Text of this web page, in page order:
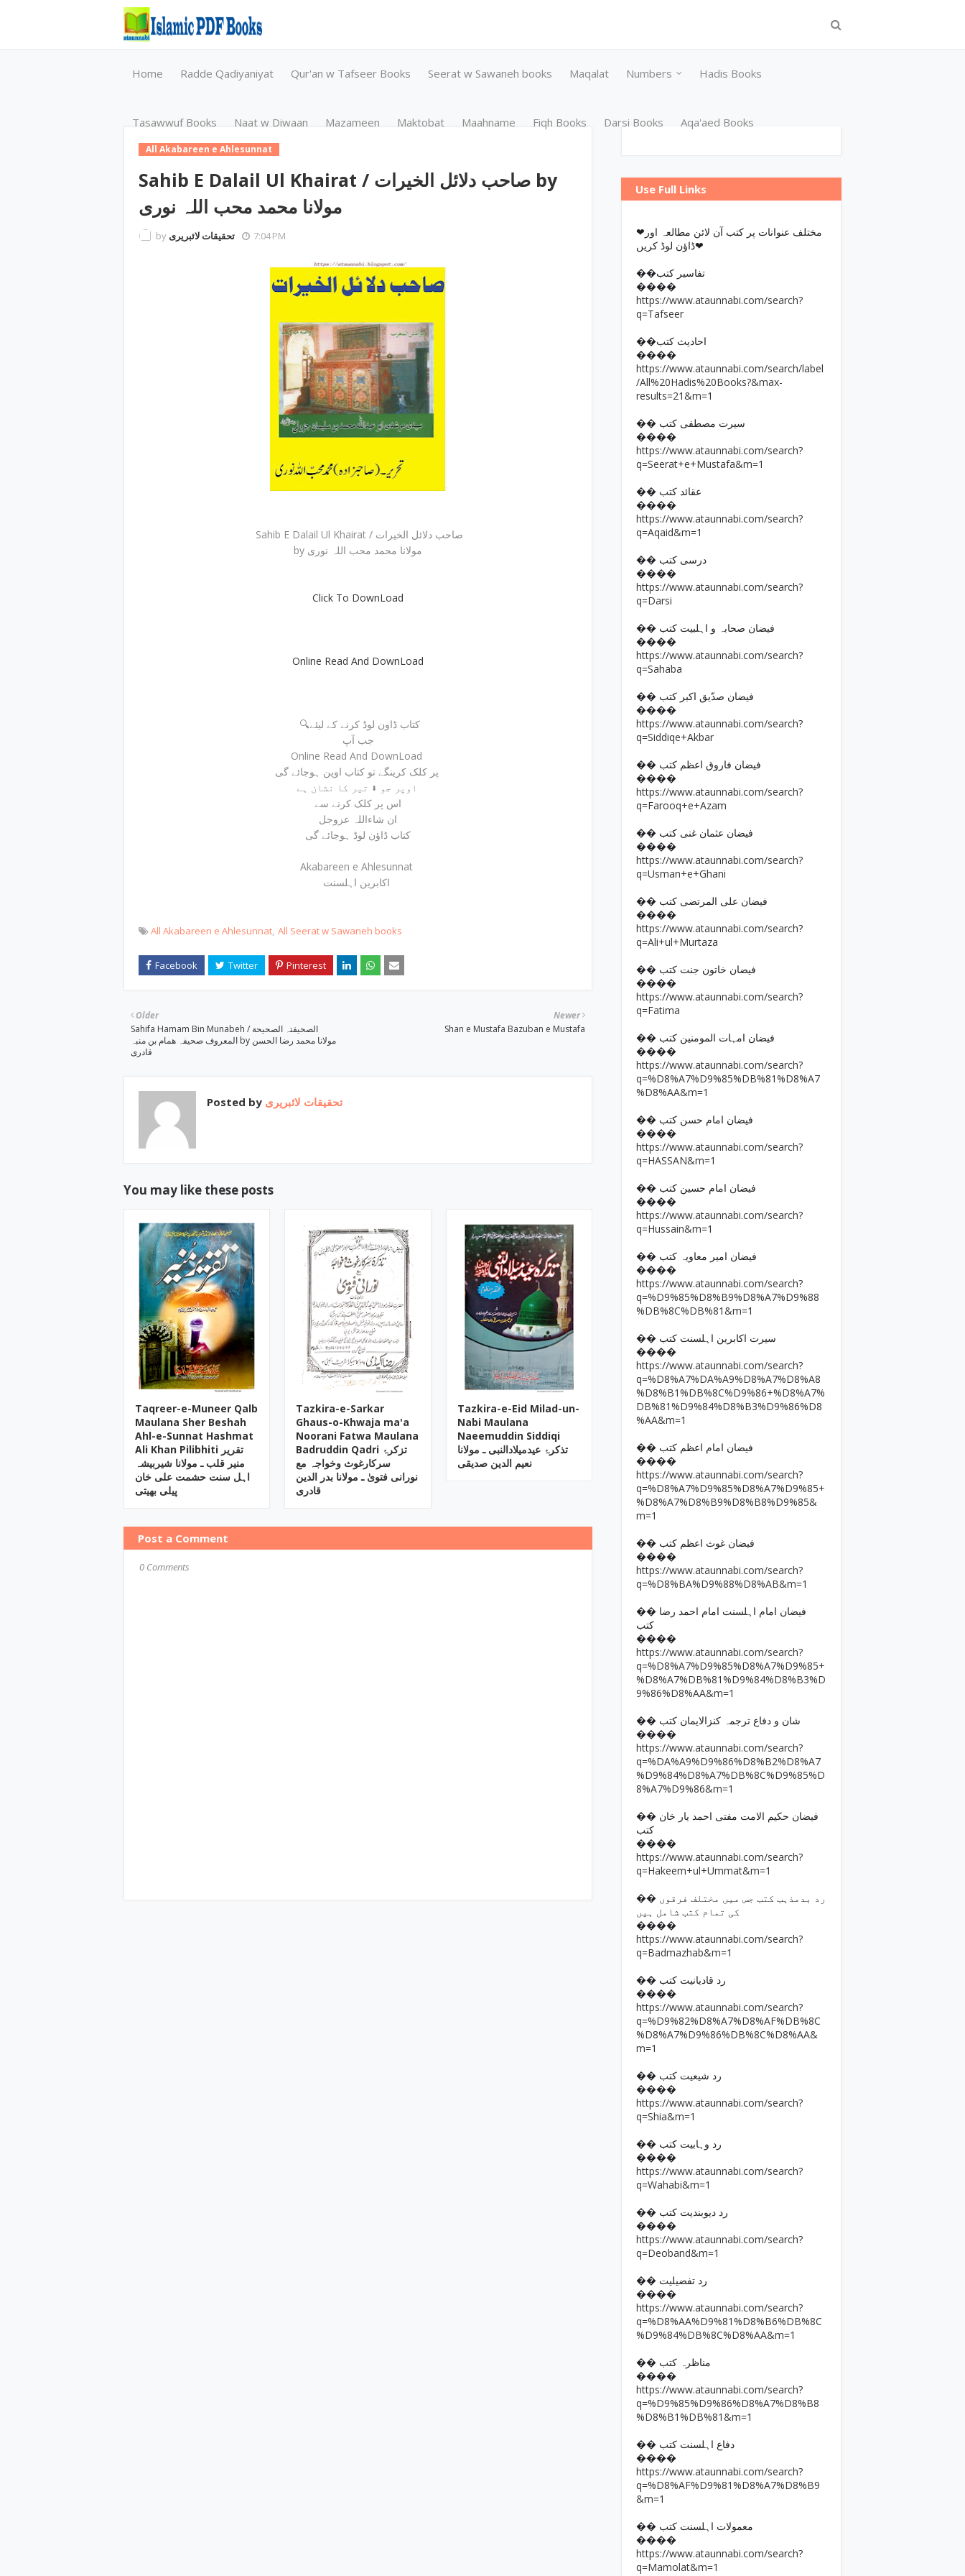
Home Radde Qadiyaniyat Qur'an w Tafseer Books Seerat w Sawaneh books Maqalat Numbers Hadis Books
Tasawwuf Books Naat w Diwaan Mazameen Maktobat Maahname Fiqh Books Darsi Books Aqa'aed Books
All Akabareen e Ahlesunnat
Sahib E Dalail Ul Khairat / صاحب دلائل الخیرات by
مولانا محمد محب اللہ نوری
by تحقیقات لائبریری 7:04 PM
Sahib E Dalail Ul Khairat / صاحب دلائل الخیرات
by مولانا محمد محب اللہ نوری
Click To DownLoad
Online Read And DownLoad
🔍کتاب ڈاون لوڈ کرنے کے لیئے
جب آپ
Online Read And DownLoad
اس پر کلک کرنے سے
ان شاءاللہ عزوجل
کتاب ڈاؤن لوڈ ہوجائے گی
Akabareen e Ahlesunnat
All Akabareen e Ahlesunnat All Seerat w Sawaneh books
Newer
Shan e Mustafa Bazuban e Mustafa
Older
Sahifa Hamam Bin Munabeh / الصحیفتہ الصحیحة
المعروف صحیفہ ھمام بن منبہ by مولانا محمد رضا الحسن
قادری
Posted by تحقیقات لائبریری
You may like these posts
Taqreer-e-Muneer Qalb
Maulana Sher Beshah
Ahl-e-Sunnat Hashmat
Ali Khan Pilibhiti تقریر
منیر قلب ـ مولانا شیربیشہ
اہل سنت حشمت علی خان
پیلی بھیتی
Tazkira-e-Sarkar
Ghaus-o-Khwaja ma'a
Noorani Fatwa Maulana
Badruddin Qadri تزکرۂ
سرکارغوث وخواجہ مع
نورانی فتویٰ ـ مولانا بدر الدین
قادری
Tazkira-e-Eid Milad-un-
Nabi Maulana
Naeemuddin Siddiqi
تذکرۂ عیدمیلادالنبی ـ مولانا
نعیم الدین صدیقی
Post a Comment
0 Comments
Use Full Links
❤مختلف عنوانات پر کتب آن لائن مطالعہ اور
ڈاؤن لوڈ کریں❤
��تفاسیر کتب
����
https://www.ataunnabi.com/search?
q=Tafseer
��احادیث کتب
����
https://www.ataunnabi.com/search/label
/All%20Hadis%20Books?&max-
results=21&m=1
�� سیرت مصطفی کتب
����
https://www.ataunnabi.com/search?
q=Seerat+e+Mustafa&m=1
�� عقائد کتب
����
https://www.ataunnabi.com/search?
q=Aqaid&m=1
�� درسی کتب
����
https://www.ataunnabi.com/search?
q=Darsi
�� فیضان صحابہ و اہلبیت کتب
����
https://www.ataunnabi.com/search?
q=Sahaba
�� فیضان صدّیق اکبر کتب
����
https://www.ataunnabi.com/search?
q=Siddiqe+Akbar
�� فیضان فاروق اعظم کتب
����
https://www.ataunnabi.com/search?
q=Farooq+e+Azam
�� فیضان عثمان غنی کتب
����
https://www.ataunnabi.com/search?
q=Usman+e+Ghani
�� فیضان علی المرتضی کتب
����
https://www.ataunnabi.com/search?
q=Ali+ul+Murtaza
�� فیضان خاتون جنت کتب
����
https://www.ataunnabi.com/search?
q=Fatima
�� فیضان امہات المومنین کتب
����
https://www.ataunnabi.com/search?
q=%D8%A7%D9%85%DB%81%D8%A7
%D8%AA&m=1
�� فیضان امام حسن کتب
����
https://www.ataunnabi.com/search?
q=HASSAN&m=1
�� فیضان امام حسین کتب
����
https://www.ataunnabi.com/search?
q=Hussain&m=1
�� فیضان امیر معاویہ کتب
����
https://www.ataunnabi.com/search?
q=%D9%85%D8%B9%D8%A7%D9%88
%DB%8C%DB%81&m=1
�� سیرت اکابرین اہلسنت کتب
����
https://www.ataunnabi.com/search?
q=%D8%A7%DA%A9%D8%A7%D8%A8
%D8%B1%DB%8C%D9%86+%D8%A7%
DB%81%D9%84%D8%B3%D9%86%D8
%AA&m=1
�� فیضان امام اعظم کتب
����
https://www.ataunnabi.com/search?
q=%D8%A7%D9%85%D8%A7%D9%85+
%D8%A7%D8%B9%D8%B8%D9%85&
m=1
�� فیضان غوث اعظم کتب
����
https://www.ataunnabi.com/search?
q=%D8%BA%D9%88%D8%AB&m=1
�� فیضان امام اہلسنت امام احمد رضا
کتب
����
https://www.ataunnabi.com/search?
q=%D8%A7%D9%85%D8%A7%D9%85+
%D8%A7%DB%81%D9%84%D8%B3%D
9%86%D8%AA&m=1
�� شان و دفاع ترجمہ کنزالایمان کتب
����
https://www.ataunnabi.com/search?
q=%DA%A9%D9%86%D8%B2%D8%A7
%D9%84%D8%A7%DB%8C%D9%85%D
8%A7%D9%86&m=1
�� فیضان حکیم الامت مفتی احمد یار خان
کتب
����
https://www.ataunnabi.com/search?
q=Hakeem+ul+Ummat&m=1
�� رد بدمذہب کتب جس میں مختلف فرقوں
کی تمام کتب شامل ہیں
����
https://www.ataunnabi.com/search?
q=Badmazhab&m=1
�� رد قادیانیت کتب
����
https://www.ataunnabi.com/search?
q=%D9%82%D8%A7%D8%AF%DB%8C
%D8%A7%D9%86%DB%8C%D8%AA&
m=1
�� رد شیعیت کتب
����
https://www.ataunnabi.com/search?
q=Shia&m=1
�� رد وہابیت کتب
����
https://www.ataunnabi.com/search?
q=Wahabi&m=1
�� رد دیوبندیت کتب
����
https://www.ataunnabi.com/search?
q=Deoband&m=1
�� رد تفضیلیت
����
https://www.ataunnabi.com/search?
q=%D8%AA%D9%81%D8%B6%DB%8C
%D9%84%DB%8C%D8%AA&m=1
�� مناظرہ کتب
����
https://www.ataunnabi.com/search?
q=%D9%85%D9%86%D8%A7%D8%B8
%D8%B1%DB%81&m=1
�� دفاع اہلسنت کتب
����
https://www.ataunnabi.com/search?
q=%D8%AF%D9%81%D8%A7%D8%B9
&m=1
�� معمولات اہلسنت کتب
����
https://www.ataunnabi.com/search?
q=Mamolat&m=1